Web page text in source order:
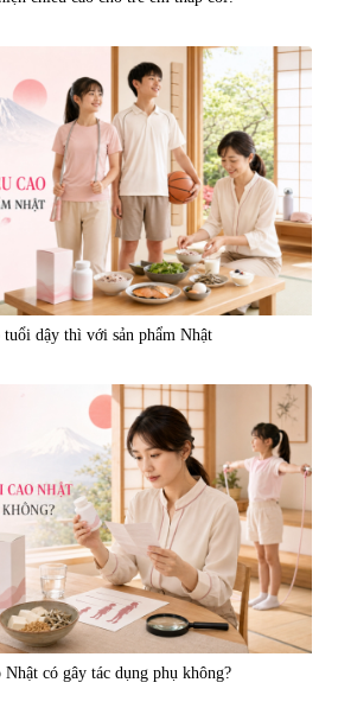
tuổi dậy thì với sản phẩm Nhật
Nhật có gây tác dụng phụ không?